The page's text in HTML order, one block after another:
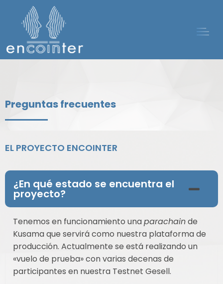
Preguntas frecuentes
EL PROYECTO ENCOINTER
¿En qué estado se encuentra el
proyecto?
Tenemos en funcionamiento unaparachainde
Kusama que servirá como nuestra plataforma de
producción. Actualmente se está realizando un
«vuelo de prueba» con varias decenas de
participantes en nuestra Testnet Gesell.